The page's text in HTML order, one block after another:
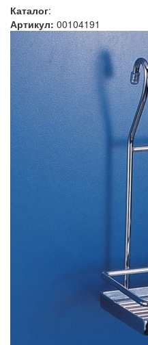
Каталог:
Артикул: 00104191